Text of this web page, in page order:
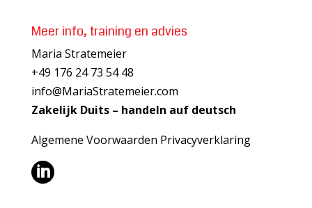
Meer info, training en advies
Maria Stratemeier
+49 176 24 73 54 48
info@MariaStratemeier.com
Zakelijk Duits – handeln auf deutsch
Algemene Voorwaarden Privacyverklaring
